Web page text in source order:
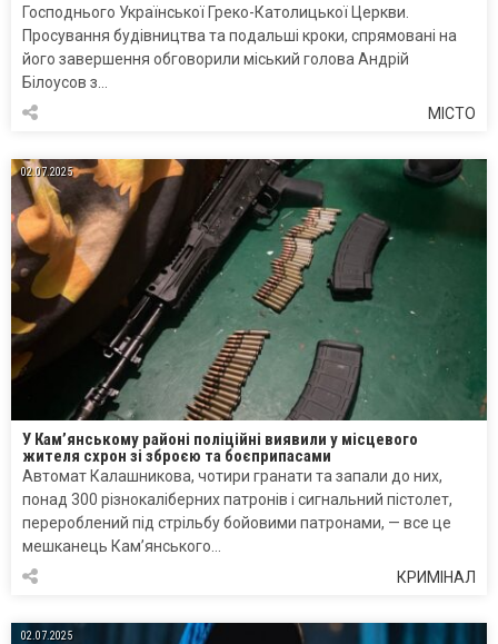
Господнього Української Греко-Католицької Церкви.
Просування будівництва та подальші кроки, спрямовані на
його завершення обговорили міський голова Андрій
Білоусов з…
МІСТО
02.07.2025
У Кам’янському районі поліційні виявили у місцевого
жителя схрон зі зброєю та боєприпасами
Автомат Калашникова, чотири гранати та запали до них,
понад 300 різнокаліберних патронів і сигнальний пістолет,
перероблений під стрільбу бойовими патронами, — все це
мешканець Кам’янського…
КРИМІНАЛ
02.07.2025